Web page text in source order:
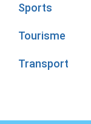
Sports
Tourisme
Transport